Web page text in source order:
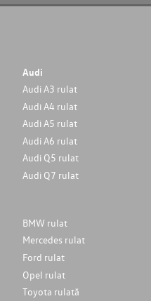
Audi
Audi A3 rulat
Audi A4 rulat
Audi A5 rulat
Audi A6 rulat
Audi Q5 rulat
Audi Q7 rulat
BMW rulat
Mercedes rulat
Ford rulat
Opel rulat
Toyota rulată